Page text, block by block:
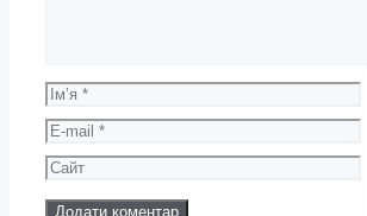
Ім’я
E-
mail
Сайт